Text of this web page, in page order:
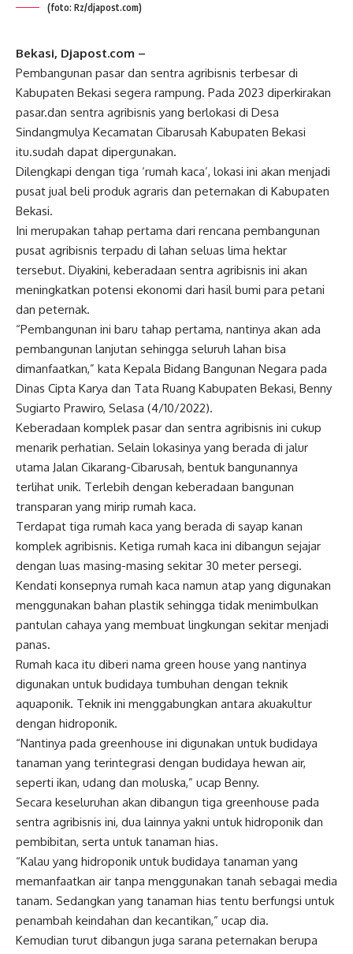
(foto: Rz/djapost.com)
Bekasi, Djapost.com –
Pembangunan pasar dan sentra agribisnis terbesar di
Kabupaten Bekasi segera rampung. Pada 2023 diperkirakan
pasar.dan sentra agribisnis yang berlokasi di Desa
Sindangmulya Kecamatan Cibarusah Kabupaten Bekasi
itu.sudah dapat dipergunakan.
Dilengkapi dengan tiga ‘rumah kaca’, lokasi ini akan menjadi
pusat jual beli produk agraris dan peternakan di Kabupaten
Bekasi.
Ini merupakan tahap pertama dari rencana pembangunan
pusat agribisnis terpadu di lahan seluas lima hektar
tersebut. Diyakini, keberadaan sentra agribisnis ini akan
meningkatkan potensi ekonomi dari hasil bumi para petani
dan peternak.
“Pembangunan ini baru tahap pertama, nantinya akan ada
pembangunan lanjutan sehingga seluruh lahan bisa
dimanfaatkan,” kata Kepala Bidang Bangunan Negara pada
Dinas Cipta Karya dan Tata Ruang Kabupaten Bekasi, Benny
Sugiarto Prawiro, Selasa (4/10/2022).
Keberadaan komplek pasar dan sentra agribisnis ini cukup
menarik perhatian. Selain lokasinya yang berada di jalur
utama Jalan Cikarang-Cibarusah, bentuk bangunannya
terlihat unik. Terlebih dengan keberadaan bangunan
transparan yang mirip rumah kaca.
Terdapat tiga rumah kaca yang berada di sayap kanan
komplek agribisnis. Ketiga rumah kaca ini dibangun sejajar
dengan luas masing-masing sekitar 30 meter persegi.
Kendati konsepnya rumah kaca namun atap yang digunakan
menggunakan bahan plastik sehingga tidak menimbulkan
pantulan cahaya yang membuat lingkungan sekitar menjadi
panas.
Rumah kaca itu diberi nama green house yang nantinya
digunakan untuk budidaya tumbuhan dengan teknik
aquaponik. Teknik ini menggabungkan antara akuakultur
dengan hidroponik.
“Nantinya pada greenhouse ini digunakan untuk budidaya
tanaman yang terintegrasi dengan budidaya hewan air,
seperti ikan, udang dan moluska,” ucap Benny.
Secara keseluruhan akan dibangun tiga greenhouse pada
sentra agribisnis ini, dua lainnya yakni untuk hidroponik dan
pembibitan, serta untuk tanaman hias.
“Kalau yang hidroponik untuk budidaya tanaman yang
memanfaatkan air tanpa menggunakan tanah sebagai media
tanam. Sedangkan yang tanaman hias tentu berfungsi untuk
penambah keindahan dan kecantikan,” ucap dia.
Kemudian turut dibangun juga sarana peternakan berupa